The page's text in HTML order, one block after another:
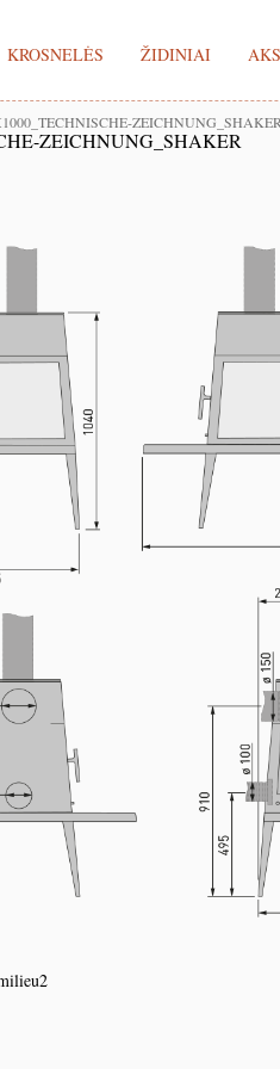
KROSNELĖS ŽIDINIAI
ZEICHNUNG_SHAKER
ZEICHNUNG_SHAKER